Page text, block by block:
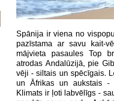
Spānija ir viena no
pazīstama ar savu kait-
mājvieta pasaules Top
atrodas Andalūzijā, pie
vēji - siltais un spēcīgais.
un Āfrikas un aukstais -
Klimats ir ļoti labvēlīgs -